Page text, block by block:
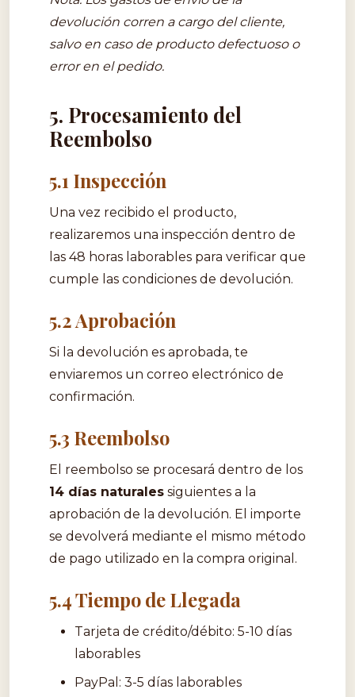
devolución corren a cargo del cliente,
salvo en caso de producto defectuoso o
error en el pedido.
5. Procesamiento del
Reembolso
5.1 Inspección
Una vez recibido el producto,
realizaremos una inspección dentro de
las 48 horas laborables para verificar que
cumple las condiciones de devolución.
5.2 Aprobación
Si la devolución es aprobada, te
enviaremos un correo electrónico de
confirmación.
5.3 Reembolso
El reembolso se procesará dentro de los
14 días naturales siguientes a la
aprobación de la devolución. El importe
se devolverá mediante el mismo método
de pago utilizado en la compra original.
5.4 Tiempo de Llegada
Tarjeta de crédito/débito: 5-10 días
laborables
PayPal: 3-5 días laborables